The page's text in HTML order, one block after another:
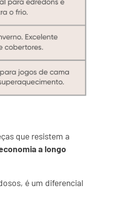
que resistem a
a longo
é um diferencial